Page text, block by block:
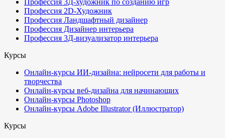
Профессия 3Д-художник по созданию игр
Профессия 2D-Художник
Профессия Ландшафтный дизайнер
Профессия Дизайнер интерьера
Профессия 3Д-визуализатор интерьера
Курсы
Онлайн-курсы ИИ-дизайна: нейросети для работы и
творчества
Онлайн-курсы веб-дизайна для начинающих
Онлайн-курсы Photoshop
Онлайн-курсы Adobe Illustrator (Иллюстратор)
Курсы